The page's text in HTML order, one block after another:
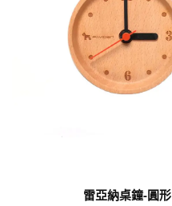
雷亞納桌鐘-圓形